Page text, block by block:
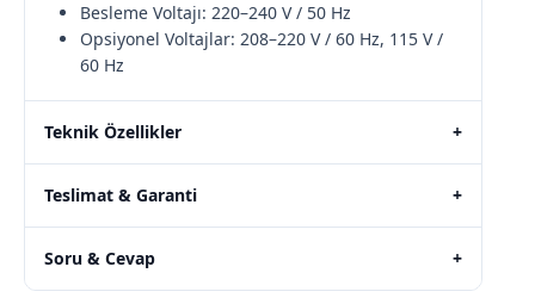
Besleme Voltajı: 220–240 V / 50 Hz
Opsiyonel Voltajlar: 208–220 V / 60 Hz, 115 V /
60 Hz
Teknik Özellikler +
Teslimat & Garanti +
Soru & Cevap +